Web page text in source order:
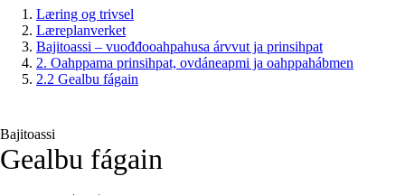
Læring og trivsel
Læreplanverket
Bajitoassi – vuođđooahpahusa árvvut ja prinsihpat
2. Oahppama prinsihpat, ovdáneapmi ja oahppahábmen
2.2 Gealbu fágain
Bajitoassi
Gealbu fágain